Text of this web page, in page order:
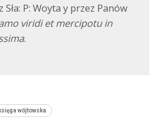
P: Woyta y przez Panów
viridi et mercipotu in
.
księga wójtowska